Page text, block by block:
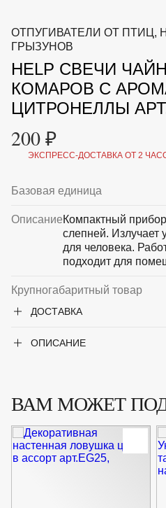
МАЛАЯ МЕХАНИЗАЦИЯ
ОТПУГИВАТЕЛИ ОТ
ГРЫЗУНОВ
САДОВАЯ ОДЕЖДА И
САДОВЫЙ
СЕМЕНА
СРЕДСТВА ЗАЩИТЫ
ТОВАРЫ ДЛЯ ПОЛИВА
ТОВАРЫ ДЛЯ ТУРИЗМА
УХОД
+7 (495) 197 87
87
ОТПУГИВАТЕЛИ ОТ ПТИЦ,
ГРЫЗУНОВ
HELP СВЕЧИ
КОМАРОВ С
ЦИТРОНЕЛЛЫ
200 ₽
ЭКСПРЕСС-ДОСТАВКА ОТ 2
Базовая единица
ОписаниеКомпактный
слепней. Излучает
для человека.
подходит для
Крупногабаритный товар
ДОСТАВКА
ОПИСАНИЕ
ВАМ МОЖЕТ